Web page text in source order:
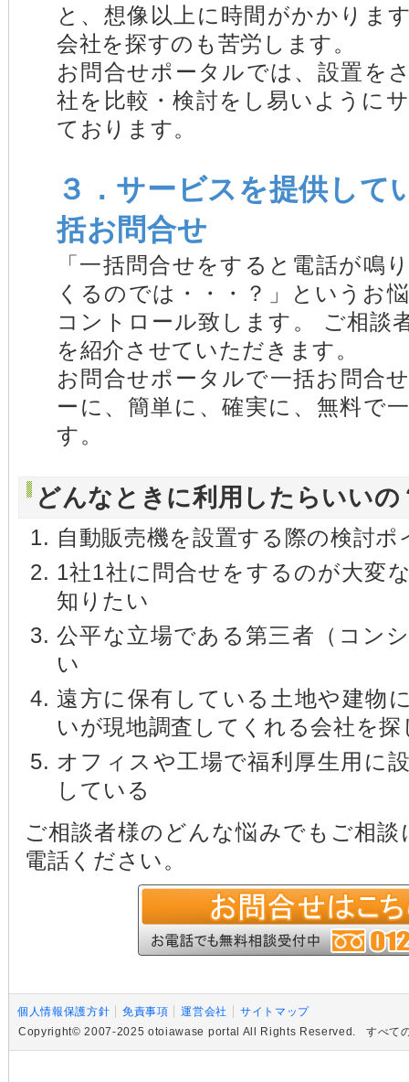
と、想像以上に時間がかかりま
会社を探すのも苦労します。
お問合せポータルでは、設置を
社を比較・検討をし易いように
ております。
３．サービスを提供して
括お問合せ
「一括問合せをすると電話が鳴
くるのでは・・・？」というお
コントロール致します。 ご相談
を紹介させていただきます。
お問合せポータルで一括お問合
ーに、簡単に、確実に、無料で
す。
どんなときに利用したらいいの
自動販売機を設置する際の検討
1社1社に問合せをするのが大変
知りたい
公平な立場である第三者（コン
い
遠方に保有している土地や建物
いが現地調査してくれる会社を
オフィスや工場で福利厚生用に
している
ご相談者様のどんな悩みでもご相
電話ください。
個人情報保護方針 免責事項 運営会社
サイトマップ
Copyright© 2007-2025 otoiawase portal All Rights Reserved. すべての